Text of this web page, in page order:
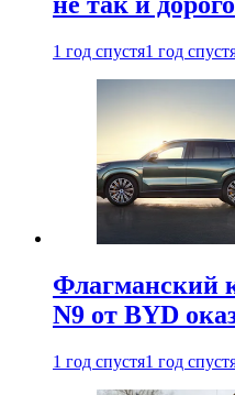
1 год спустя1 год
Флагманский
N9 от BYD
1 год спустя1 год